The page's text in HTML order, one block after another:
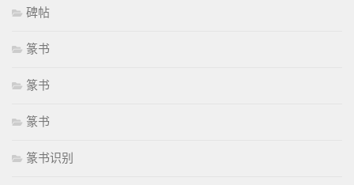
碑帖
篆书
篆书
篆书
篆书识别